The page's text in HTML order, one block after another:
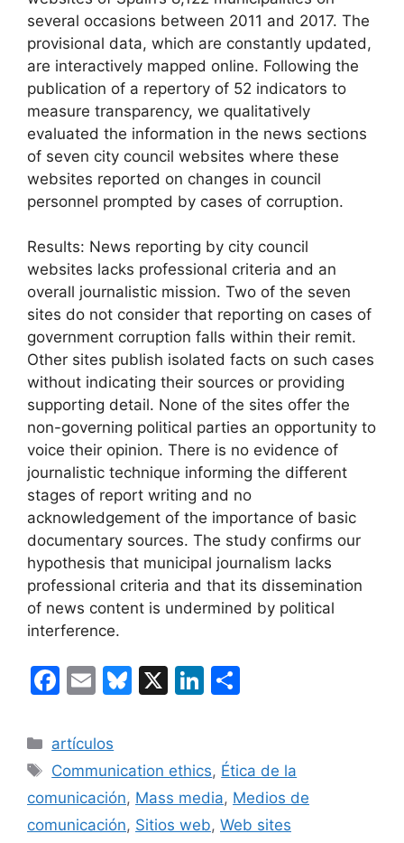
several occasions between 2011 and 2017. The
provisional data, which are constantly updated,
are interactively mapped online. Following the
publication of a repertory of 52 indicators to
measure transparency, we qualitatively
evaluated the information in the news sections
of seven city council websites where these
websites reported on changes in council
personnel prompted by cases of corruption.
Results: News reporting by city council
websites lacks professional criteria and an
overall journalistic mission. Two of the seven
sites do not consider that reporting on cases of
government corruption falls within their remit.
Other sites publish isolated facts on such cases
without indicating their sources or providing
supporting detail. None of the sites offer the
non-governing political parties an opportunity to
voice their opinion. There is no evidence of
journalistic technique informing the different
stages of report writing and no
acknowledgement of the importance of basic
documentary sources. The study confirms our
hypothesis that municipal journalism lacks
professional criteria and that its dissemination
of news content is undermined by political
interference.
F
c
e
b
o
E
ai
l
Bl
s
k
y
X
Li
e
dI
n
p
ar
tir
Categorías
artículos
Etiquetas
Communication ethics, Ética de la
comunicación, Mass media, Medios de
comunicación, Sitios web, Web sites